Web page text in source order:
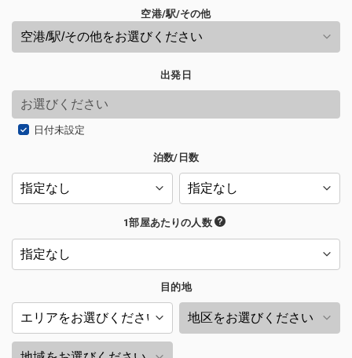
空港/駅/その他
出発日
日付未設定
泊数/日数
1部屋あたりの人数
目的地